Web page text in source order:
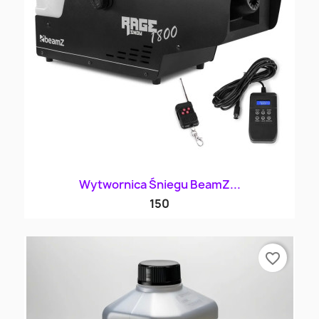
Wytwornica Śniegu BeamZ...
150
favorite_border